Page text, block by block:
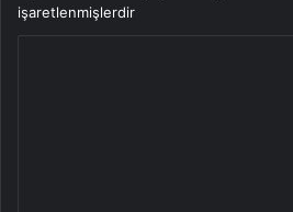
işaretlenmişlerdir